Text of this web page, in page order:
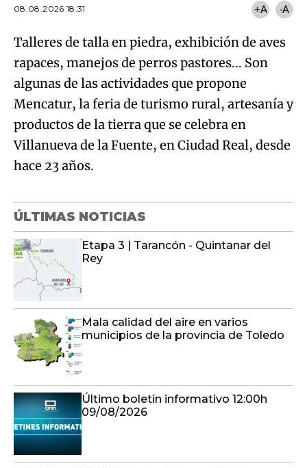
08.08.2026 18:31 +A -A
Talleres de talla en piedra, exhibición de aves
rapaces, manejos de perros pastores... Son
algunas de las actividades que propone
Mencatur, la feria de turismo rural, artesanía y
productos de la tierra que se celebra en
Villanueva de la Fuente, en Ciudad Real, desde
hace 23 años.
ÚLTIMAS NOTICIAS
Etapa 3 | Tarancón - Quintanar del
Rey
Mala calidad del aire en varios
municipios de la provincia de Toledo
Último boletín informativo 12:00h
09/08/2026